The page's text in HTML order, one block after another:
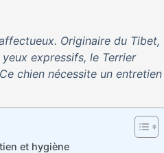
Originaire du Tibet,
expressifs, le Terrier
chien nécessite un entretien
et hygiène